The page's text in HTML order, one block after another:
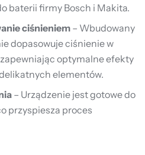
baterii firmy Bosch i Makita.
ciśnieniem – Wbudowany
dopasowuje ciśnienie w
optymalne efekty
elementów.
– Urządzenie jest gotowe do
przyspiesza proces